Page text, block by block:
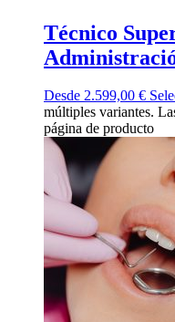
Técnico
Desde 2.599,00 €
múltiples variantes.
página de producto